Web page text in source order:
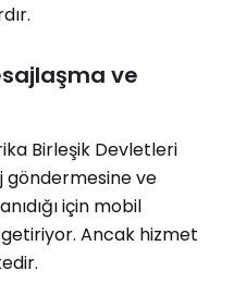
ve
Birleşik Devletleri
göndermesine ve
için mobil
getiriyor. Ancak hizmet